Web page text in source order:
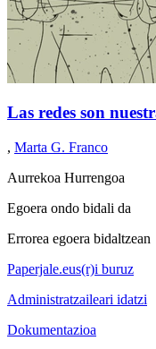
Las redes son
, Marta G. Franco
Aurrekoa Hurrengoa
Egoera ondo bidali da
Errorea egoera bidaltzean
Paperjale.eus(r)i buruz
Administratzaileari idatzi
Dokumentazioa